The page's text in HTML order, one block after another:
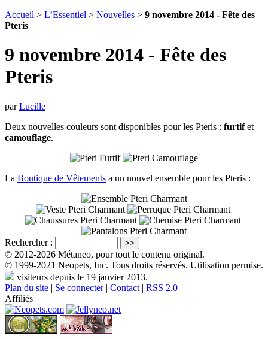
Accueil > L’Essentiel > Nouvelles > 9 novembre 2014 - Fête des
Pteris
9 novembre 2014 - Fête des
Pteris
parLucille
Deux nouvelles couleurs sont disponibles pour les Pteris : furtifet
camouflage.
La Boutique de Vêtements a un nouvel ensemble pour les Pteris :
Rechercher :
© 2012-2026 Métaneo, pour tout le contenu original.
© 1999-2021 Neopets, Inc. Tous droits réservés. Utilisation permise.
visiteurs depuis le 19 janvier 2013.
Plan du site | Se connecter| Contact | RSS 2.0
Affiliés